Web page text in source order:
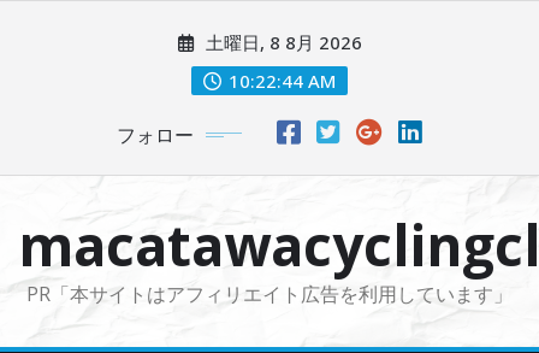
に
土曜日, 8 8月 2026
10:22:45 AM
フォロー
PR「本サイトはアフィリエイト広告を利用しています」